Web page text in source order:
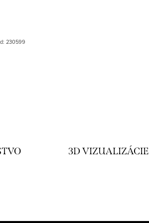
230599
3D VIZUALIZÁCIE